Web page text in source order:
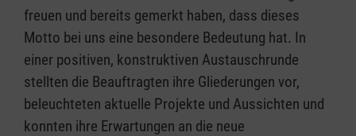
freuen und bereits gemerkt haben, dass dieses
Motto bei uns eine besondere Bedeutung hat. In
einer positiven, konstruktiven Austauschrunde
stellten die Beauftragten ihre Gliederungen vor,
beleuchteten aktuelle Projekte und Aussichten und
konnten ihre Erwartungen an die neue